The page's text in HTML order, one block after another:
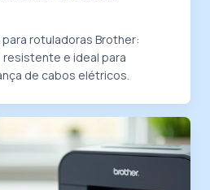
rotuladoras Brother:
e ideal para
de cabos elétricos.